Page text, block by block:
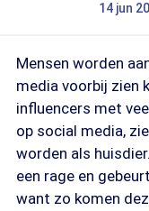
14 jun
Mensen worden
media voorbij zien
influencers met
op social media,
worden als
een rage en
want zo komen